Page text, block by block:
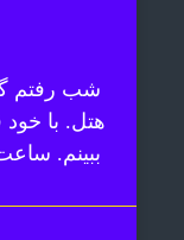
شب رفتم
هتل. با
ببینم. ساعت 10 شب غروب می